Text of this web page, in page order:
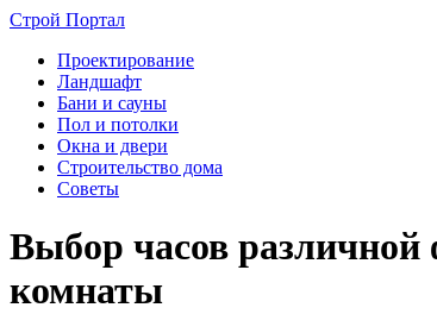
Строй Портал
Проектирование
Ландшафт
Бани и сауны
Пол и потолки
Окна и двери
Строительство дома
Советы
Выбор часов
комнаты